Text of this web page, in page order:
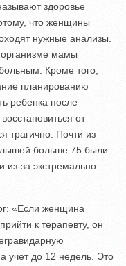
здоровье
что женщины
нужные анализы.
мамы
Кроме того,
планированию
ребенка после
от
трагично. Почти из
больше 75 были
из-за экстремально
«Если женщина
к терапевту, он
учет до 12 недель. Это